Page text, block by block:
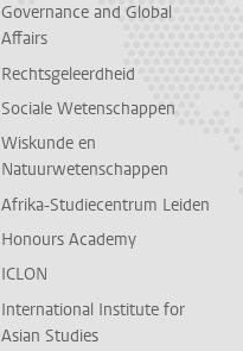
Governance and Global
Affairs
Rechtsgeleerdheid
Sociale Wetenschappen
Wiskunde en
Natuurwetenschappen
Afrika-Studiecentrum Leiden
Honours Academy
ICLON
International Institute for
Asian Studies